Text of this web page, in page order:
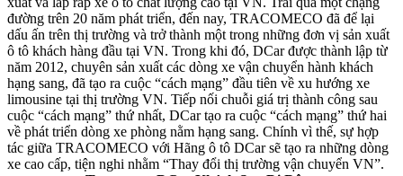
đường trên 20 năm phát triển, đến nay, TRACOMECO đã để lại
dấu ấn trên thị trường và trở thành một trong những đơn vị sản xuất
ô tô khách hàng đầu tại VN. Trong khi đó, DCar được thành lập từ
năm 2012, chuyên sản xuất các dòng xe vận chuyển hành khách
hạng sang, đã tạo ra cuộc “cách mạng” đầu tiên về xu hướng xe
limousine tại thị trường VN. Tiếp nối chuỗi giá trị thành công sau
cuộc “cách mạng” thứ nhất, DCar tạo ra cuộc “cách mạng” thứ hai
về phát triển dòng xe phòng nằm hạng sang. Chính vì thế, sự hợp
tác giữa TRACOMECO với Hãng ô tô DCar sẽ tạo ra những dòng
xe cao cấp, tiện nghi nhằm “Thay đổi thị trường vận chuyển VN”.